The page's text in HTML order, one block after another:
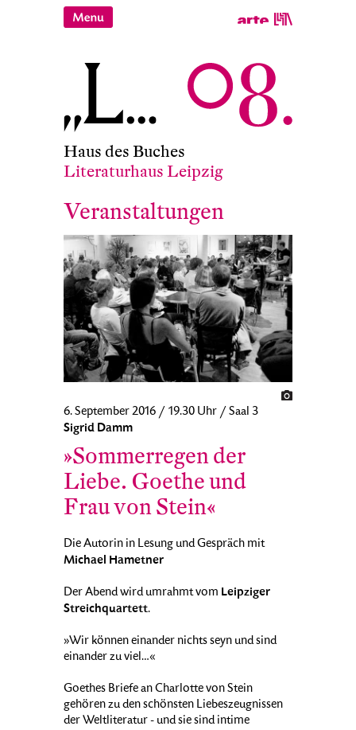
Haus des Buches
Literaturhaus Leipzig
Veranstaltungen
6. September 2016 / 19.30 Uhr / Saal 3
Sigrid Damm
»Sommerregen der
Liebe. Goethe und
Frau von Stein«
Die Autorin in Lesung und Gespräch mit
Michael Hametner
Der Abend wird umrahmt vom Leipziger
Streichquartett.
»Wir können einander nichts seyn und sind
einander zu viel…«
Goethes Briefe an Charlotte von Stein
gehören zu den schönsten Liebeszeugnissen
der Weltliteratur - und sie sind intime